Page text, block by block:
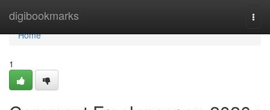
digibookmarks
Home
Home
1